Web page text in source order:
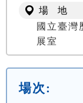
場 地
國立臺灣
展室
場次: